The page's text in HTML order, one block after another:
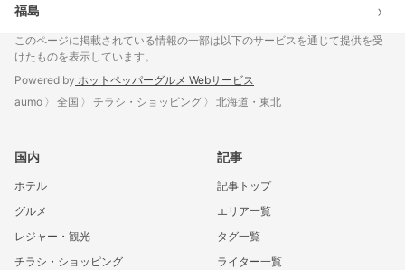
福島 ›
このページに掲載されている情報の一部は以下のサービスを通じて提供を受
けたものを表示しています。
Powered by ホットペッパーグルメ Webサービス
aumo
全国 チラシ・ショッピング 北海道・東北
国内
ホテル
グルメ
レジャー・観光
チラシ・ショッピング
記事
記事トップ
エリア一覧
タグ一覧
ライター一覧